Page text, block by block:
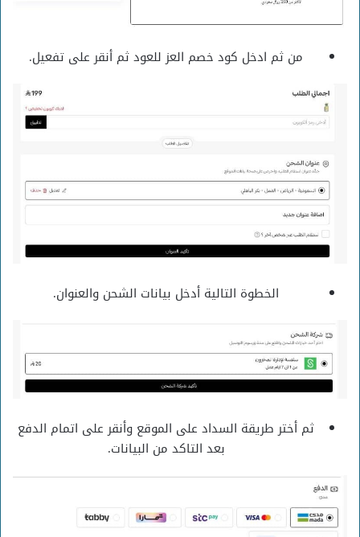
من ثم ادخل كود خصم العز للعود ثم أنقر على تفعيل.
الخطوة التالية أدخل بيانات الشحن والعنوان.
ثم أختر طريقة السداد على الموقع وأنقر على اتمام الدفع
بعد التاكد من البيانات.